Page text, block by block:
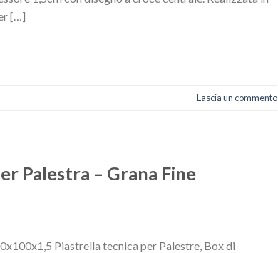
[…]
Lascia un commento
Palestra – Grana Fine
Piastrella tecnica per Palestre, Box di